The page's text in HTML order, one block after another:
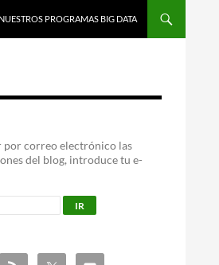
NUESTROS PROGRAMAS BIG DATA
por correo electrónico las
del blog, introduce tu e-